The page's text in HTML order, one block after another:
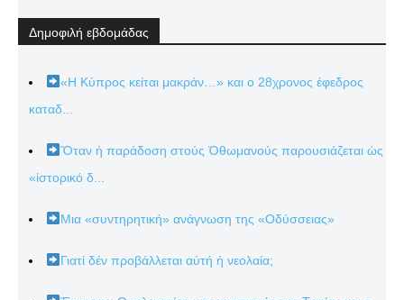
Δημοφιλή εβδομάδας
«Η Κύπρος κείται μακράν…» και ο 28χρονος έφεδρος
καταδ...
Ὅταν ἡ παράδοση στούς Ὀθωμανούς παρουσιάζεται ὡς
«ἱστορικό δ...
Μια «συντηρητική» ανάγνωση της «Οδύσσειας»
Γιατί δέν προβάλλεται αὐτή ἡ νεολαία;